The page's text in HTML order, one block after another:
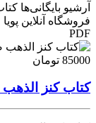
آرشیو بایگانی‌ها
فروشگاه آنلاین پویا
PDF
85000 تومان
کتاب کنز